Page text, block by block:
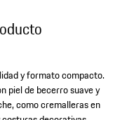
y formato compacto.
piel de becerro suave y
como cremalleras en